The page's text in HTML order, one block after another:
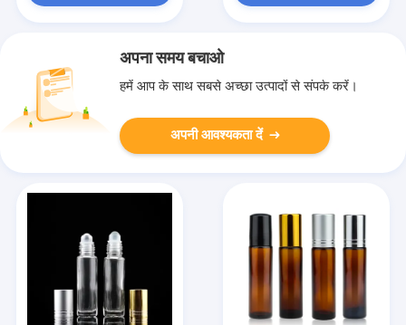
अपना समय बचाओ
हमें आप के साथ सबसे अच्छा उत्पादों से संपर्क करें।
अपनी आवश्यकता दें